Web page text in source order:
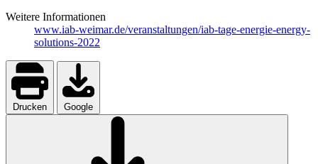
Weitere Informationen
www.iab-weimar.de/veranstaltungen/iab-tage-energie-energy-
solutions-2022
Drucken Google